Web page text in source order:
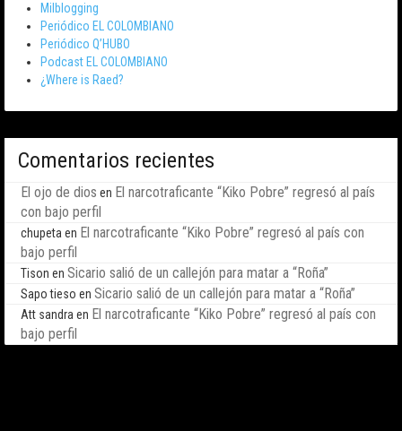
Milblogging
Periódico EL COLOMBIANO
Periódico Q’HUBO
Podcast EL COLOMBIANO
¿Where is Raed?
Comentarios recientes
El ojo de dios en El narcotraficante “Kiko Pobre” regresó al país
con bajo perfil
chupetaen El narcotraficante “Kiko Pobre” regresó al país con
bajo perfil
Tison en Sicario salió de un callejón para matar a “Roña”
Sapo tieso en Sicario salió de un callejón para matar a “Roña”
Att sandraen El narcotraficante “Kiko Pobre” regresó al país con
bajo perfil